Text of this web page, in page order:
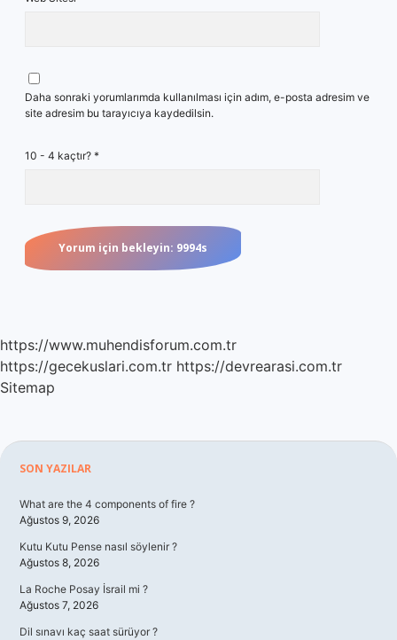
Daha sonraki yorumlarımda kullanılması için adım, e-posta adresim ve
site adresim bu tarayıcıya kaydedilsin.
10 - 4 kaçtır? *
https://www.muhendisforum.com.tr
https://gecekuslari.com.tr https://devrearasi.com.tr
Sitemap
Sidebar
SON YAZILAR
What are the 4 components of fire ?
Ağustos 9, 2026
Kutu Kutu Pense nasıl söylenir ?
Ağustos 8, 2026
La Roche Posay İsrail mi ?
Ağustos 7, 2026
Dil sınavı kaç saat sürüyor ?